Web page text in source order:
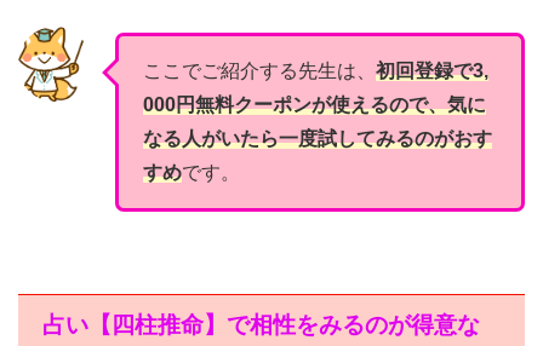
ここでご紹介する先生は、 初回登録で3,
000円無料クーポンが使えるので、気に
なる人がいたら一度試してみるのがおす
すめです。
占い【四柱推命】で相性をみるのが得意な